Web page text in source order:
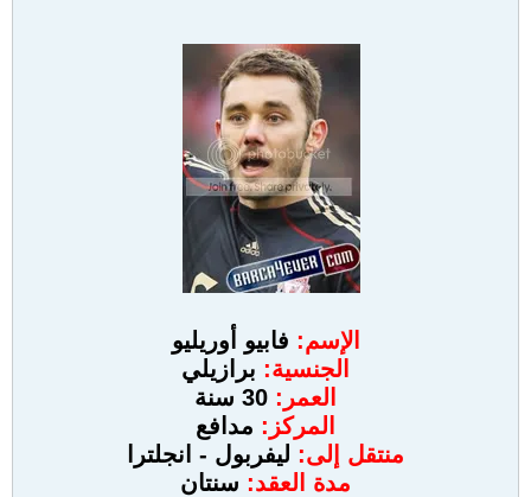
الإسم: فابيو أوريليو
الجنسية: برازيلي
العمر:
المركز: مدافع
منتقل إلى: ليفربول - انجلترا
مدة العقد: سنتان